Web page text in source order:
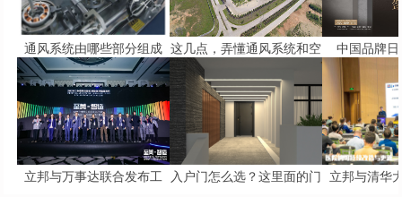
通风系统由哪些部分组成 这几点，弄懂通风系统和空 中国品牌
立邦与万事达联合发布工 入户门怎么选？这里面的门 立邦与清华